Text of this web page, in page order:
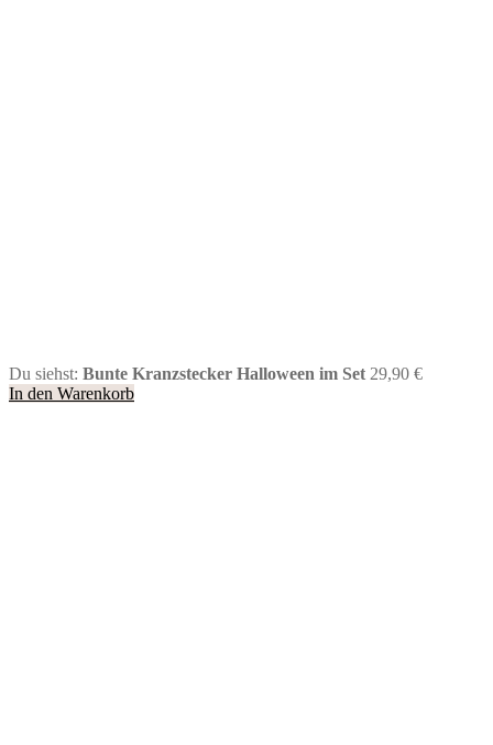
Du siehst: Bunte Kranzstecker Halloween im Set 29,90 €
In den Warenkorb